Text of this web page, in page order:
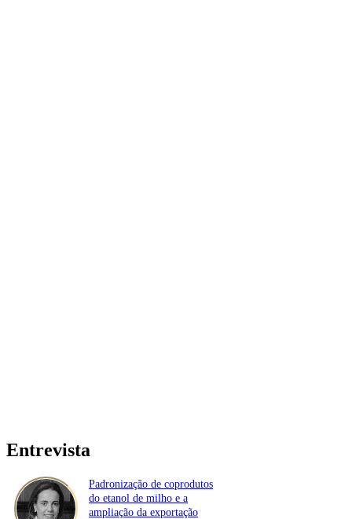
Entrevista
Padronização de coprodutos
do etanol de milho e a
ampliação da exportação